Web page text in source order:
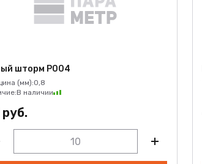
шторм Р004
(мм):0,8
В наличии